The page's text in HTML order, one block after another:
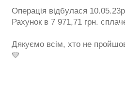
Операція відбулася
Рахунок в 7 971,71 грн.
Дякуємо всім, хто не
💛